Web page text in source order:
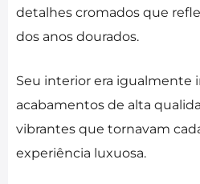
detalhes cromados que
dos anos dourados.
Seu interior era igualmente
acabamentos de alta
vibrantes que tornavam
experiência luxuosa.